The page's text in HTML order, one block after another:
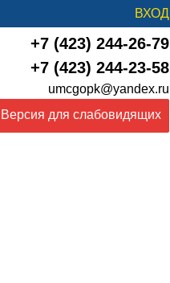
ВХОД
+7 (423) 244-26-79
+7 (423) 244-23-58
umcgopk@yandex.ru
Версия для слабовидящих